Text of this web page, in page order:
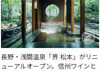
長野・浅間温泉「界 松本」がリニ
ューアルオープン。信州ワインと